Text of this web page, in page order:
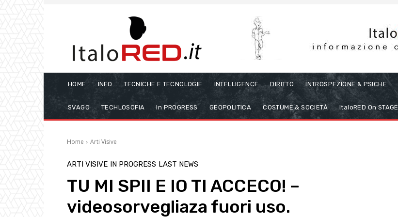
HOME INFO TECNICHE E TECNOLOGIE INTELLIGENCE DIRITTO INTROSPEZIONE & PSICHE
SVAGO TECHLOSOFIA In PROGRESS GEOPOLITICA COSTUME & SOCIETÀ ItaloRED On STAGE
Home Arti Visive
ARTI VISIVE IN PROGRESS LAST NEWS
TU MI SPII E IO TI ACCECO! –
videosorvegliaza fuori uso.